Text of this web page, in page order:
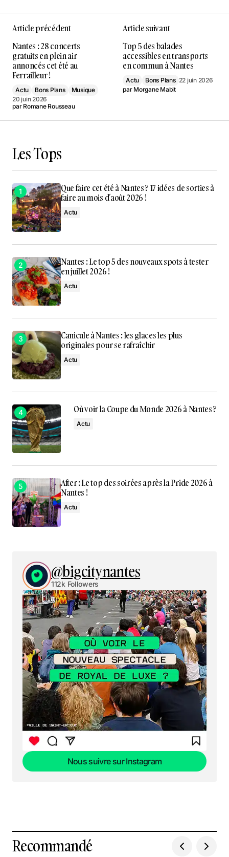
Article précédent
Nantes : 28 concerts
gratuits en plein air
annoncés cet été au
Ferrailleur !
Actu Bons Plans
Musique
20 juin 2026
par Romane Rousseau
Article suivant
Top 5 des balades
accessibles en transports
en commun à Nantes
Actu Bons Plans 22 juin 2026
par Morgane Mabit
Les Tops
Que faire cet été à Nantes ? 17 idées de sorties à
faire au mois d’août 2026 !
Actu
Nantes : Le top 5 des nouveaux spots à tester
en juillet 2026 !
Actu
Canicule à Nantes : les glaces les plus
originales pour se rafraîchir
Actu
Où voir la Coupe du Monde 2026 à Nantes ?
Actu
After : Le top des soirées après la Pride 2026 à
Nantes !
Actu
@bigcitynantes
112k Followers
Nous suivre sur Instagram
Recommandé